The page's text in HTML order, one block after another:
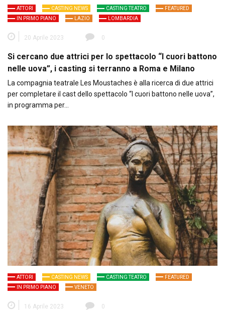
ATTORI CASTING NEWS CASTING TEATRO
FEATURED
IN PRIMO PIANO
LAZIO LOMBARDIA
20 Aprile 2023 0
Si cercano due attrici per lo spettacolo “I cuori battono
nelle uova”, i casting si terranno a Roma e Milano
La compagnia teatrale Les Moustaches è alla ricerca di due attrici
per completare il cast dello spettacolo “I cuori battono nelle uova”,
in programma per…
ATTORI CASTING NEWS CASTING TEATRO
FEATURED
IN PRIMO PIANO
VENETO
16 Aprile 2023 0